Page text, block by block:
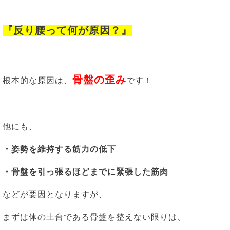
『反り腰って何が原因？』
根本的な原因は、 骨盤の歪みです！
他にも、
・姿勢を維持する筋力の低下
・骨盤を引っ張るほどまでに緊張した筋肉
などが要因となりますが、
まずは体の土台である骨盤を整えない限りは、